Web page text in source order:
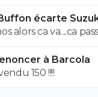
en temps ca
pour L'OM il aurait
pas L'OM ..
écarte
alors ca va....ca
à Barcola
150 !!!!